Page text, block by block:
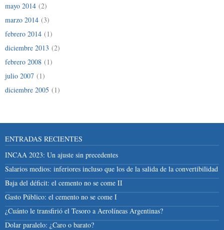
mayo 2014 (2)
marzo 2014 (3)
febrero 2014 (1)
diciembre 2013 (2)
febrero 2008 (1)
julio 2007 (1)
diciembre 2005 (1)
ENTRADAS RECIENTES
INCAA 2023: Un ajuste sin precedentes
Salarios medios: inferiores incluso que los de la salida de la convertibilidad
Baja del déficit: el cemento no se come II
Gasto Público: el cemento no se come I
¿Cuánto le transfirió el Tesoro a Aerolíneas Argentinas?
Dolar paralelo: ¿Caro o barato?